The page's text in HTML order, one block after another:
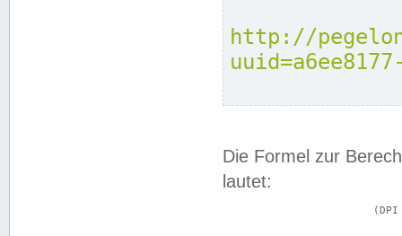
http://
Die Formel zur
lautet: